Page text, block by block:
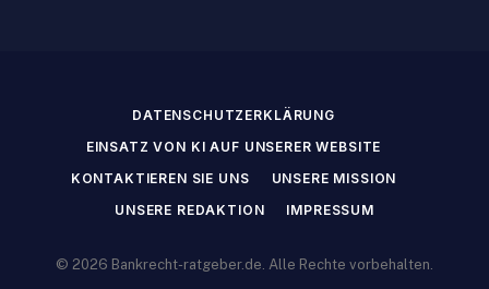
DATENSCHUTZERKLÄRUNG
EINSATZ VON KI AUF UNSERER WEBSITE
KONTAKTIEREN SIE UNS
UNSERE MISSION
UNSERE REDAKTION
IMPRESSUM
© 2026 Bankrecht-ratgeber.de. Alle Rechte vorbehalten.